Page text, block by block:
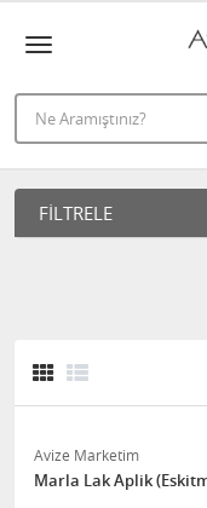
FILTRELE
Avize Marketim
Marla Lak Aplik